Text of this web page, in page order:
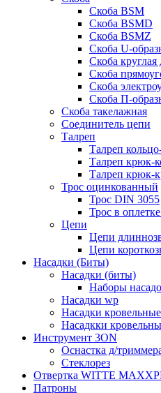
Скоба BSM
Скоба BSMD
Скоба BSMZ
Скоба U-
Скоба круглая
Скоба
Скоба
Скоба П-
Скоба такелажная
Соединитель цепи
Талреп
Талреп
Талреп крюк-
Талреп крюк-
Трос оцинкованный
Трос DIN 3055
Трос в
Цепи
Цепи
Цепи
Насадки (Биты)
Насадки (биты)
Наборы
Насадки wp
Насадки кровельные
Насадкки
Инструмент 3ON
Оснастка д/
Стеклорез
Отвертка WITTE
Патроны